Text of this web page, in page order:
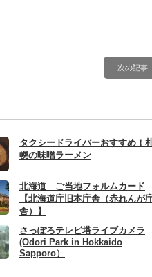
次の記事
タクシードライバーおすすめ！
幌の味噌ラーメン
北海道 ご当地フォルムカード
【北海道庁旧本庁舎（赤れんが
舎）】
さっぽろテレビ塔ライブカメラ
(Odori Park in Hokkaido
Sapporo）